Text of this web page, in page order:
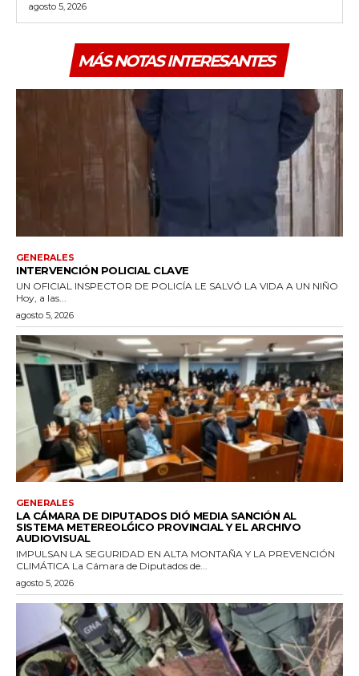
agosto 5, 2026
MÁS NOTAS INTERESANTES
GENERALES
INTERVENCIÓN POLICIAL CLAVE
UN OFICIAL INSPECTOR DE POLICÍA LE SALVÓ LA VIDA A UN NIÑO
Hoy, a las...
agosto 5, 2026
GENERALES
LA CÁMARA DE DIPUTADOS DIÓ MEDIA SANCIÓN AL
SISTEMA METEREOLǴICO PROVINCIAL Y EL ARCHIVO
AUDIOVISUAL
IMPULSAN LA SEGURIDAD EN ALTA MONTAÑA Y LA PREVENCIÓN
CLIMÁTICA La Cámara de Diputados de...
agosto 5, 2026